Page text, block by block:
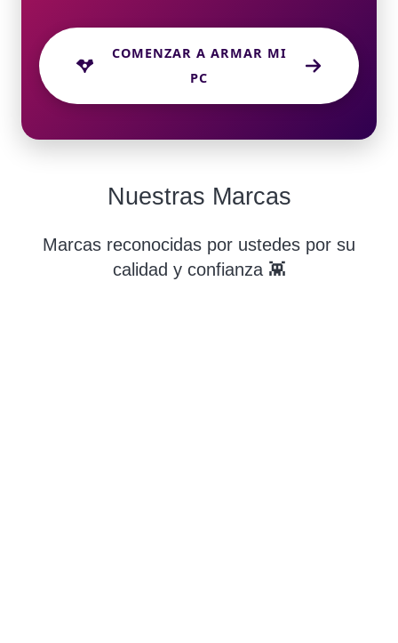
COMENZAR A ARMAR MI
PC
Nuestras Marcas
Marcas reconocidas por ustedes por su
calidad y confianza 👾